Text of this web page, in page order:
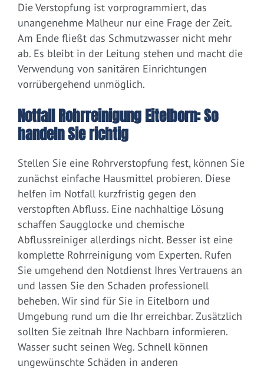
Die Verstopfung ist vorprogrammiert, das
unangenehme Malheur nur eine Frage der Zeit.
Am Ende fließt das Schmutzwasser nicht mehr
ab. Es bleibt in der Leitung stehen und macht die
Verwendung von sanitären Einrichtungen
vorrübergehend unmöglich.
Notfall Rohrreinigung Eitelborn: So
handeln Sie richtig
Stellen Sie eine Rohrverstopfung fest, können Sie
zunächst einfache Hausmittel probieren. Diese
helfen im Notfall kurzfristig gegen den
verstopften Abfluss. Eine nachhaltige Lösung
schaffen Saugglocke und chemische
Abflussreiniger allerdings nicht. Besser ist eine
komplette Rohrreinigung vom Experten. Rufen
Sie umgehend den Notdienst Ihres Vertrauens an
und lassen Sie den Schaden professionell
beheben. Wir sind für Sie in Eitelborn und
Umgebung rund um die Ihr erreichbar. Zusätzlich
sollten Sie zeitnah Ihre Nachbarn informieren.
Wasser sucht seinen Weg. Schnell können
ungewünschte Schäden in anderen